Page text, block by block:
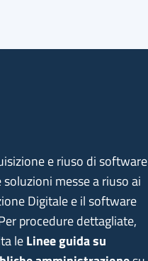
e riuso di software
messe a riuso ai
Digitale e il software
procedure dettagliate,
leLinee guida su